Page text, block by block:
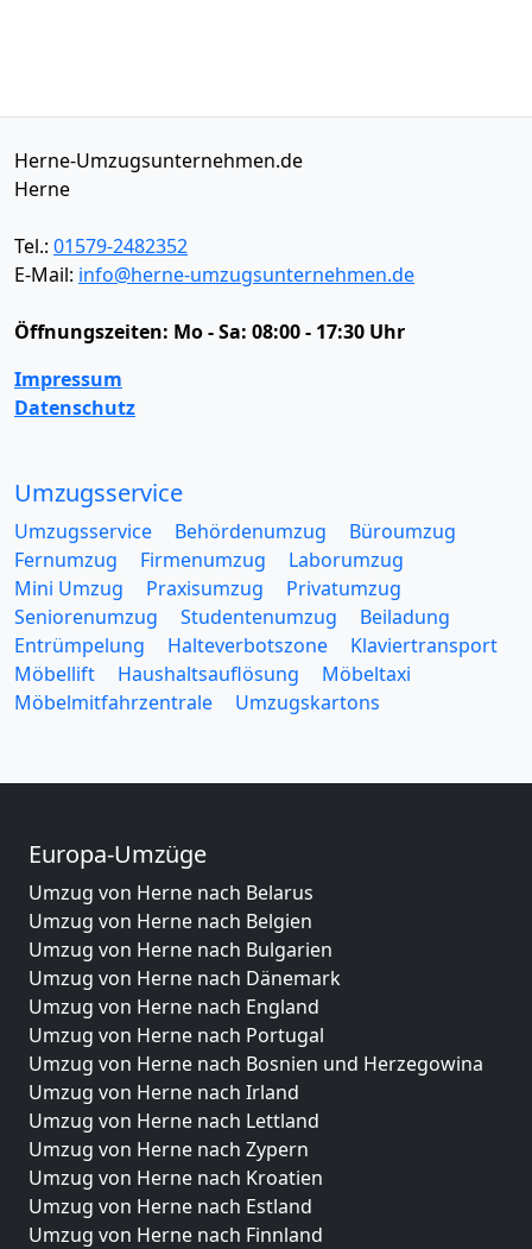
Herne-Umzugsunternehmen.de
Herne
Tel.: 01579-2482352
E-Mail: info@herne-umzugsunternehmen.de
Öffnungszeiten: Mo - Sa: 08:00 - 17:30 Uhr
Impressum
Datenschutz
Umzugsservice
Umzugsservice Behördenumzug
Büroumzug
Fernumzug
Firmenumzug
Laborumzug
Mini Umzug
Praxisumzug
Privatumzug
Seniorenumzug
Studentenumzug
Beiladung
Entrümpelung
Halteverbotszone
Klaviertransport
Möbellift
Haushaltsauflösung
Möbeltaxi
Möbelmitfahrzentrale
Umzugskartons
Europa-Umzüge
Umzug von Herne nach Belarus
Umzug von Herne nach Belgien
Umzug von Herne nach Bulgarien
Umzug von Herne nach Dänemark
Umzug von Herne nach England
Umzug von Herne nach Portugal
Umzug von Herne nach Bosnien und Herzegowina
Umzug von Herne nach Irland
Umzug von Herne nach Lettland
Umzug von Herne nach Zypern
Umzug von Herne nach Kroatien
Umzug von Herne nach Estland
Umzug von Herne nach Finnland